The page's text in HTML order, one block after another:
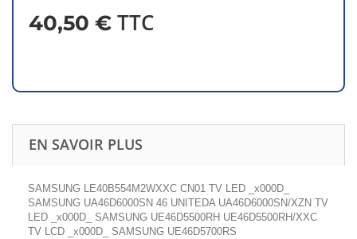
40,50 € TTC
EN SAVOIR PLUS
SAMSUNG LE40B554M2WXXC CN01 TV LED _x000D_
SAMSUNG UA46D6000SN 46 UNITEDA UA46D6000SN/XZN TV
LED _x000D_ SAMSUNG UE46D5500RH UE46D5500RH/XXC
TV LCD _x000D_ SAMSUNG UE46D5700RS